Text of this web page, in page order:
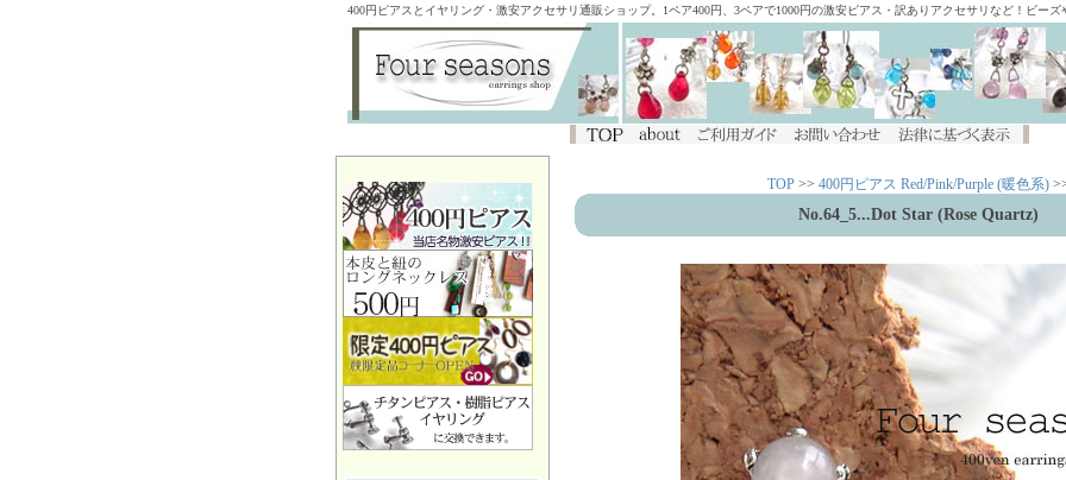
400円ピアスとイヤリング・激安アクセサリ通販ショップ。1ペア400円、3ペアで1000円の激安ピアス・訳ありアクセサリなど！ビー
TOP >> 400円ピアス Red/Pink/Purple (暖色系)
No.64_5...Dot Star (Rose Quartz)